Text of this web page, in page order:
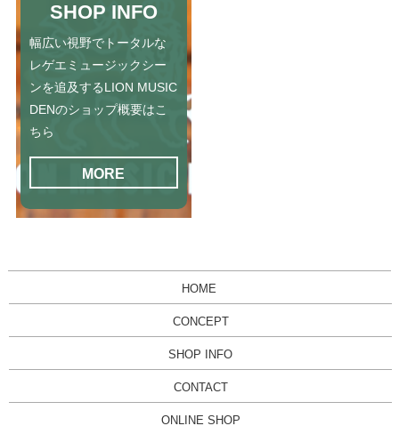
SHOP INFO
幅広い視野でトータルな
レゲエミュージックシー
ンを追及するLION MUSIC
DENのショップ概要はこ
ちら
MORE
HOME
CONCEPT
SHOP INFO
CONTACT
ONLINE SHOP